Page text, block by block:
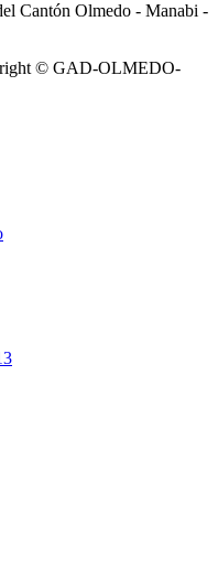
Cantón Olmedo - Manabi -
© GAD-OLMEDO-